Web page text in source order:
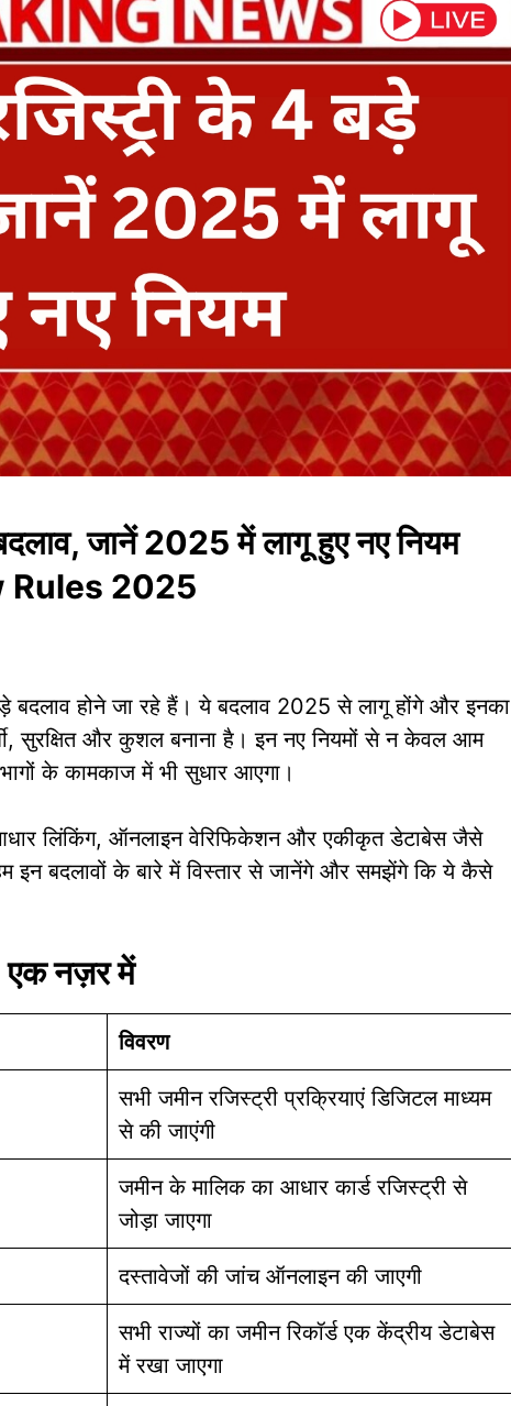
जानें 2025 में लागू हुए नए नियम
Rules 2025
बदलाव होने जा रहे हैं। ये बदलाव 2025 से लागू होंगे और इनका
सुरक्षित और कुशल बनाना है। इन नए नियमों से न केवल आम
के कामकाज में भी सुधार आएगा।
लिंकिंग, ऑनलाइन वेरिफिकेशन और एकीकृत डेटाबेस जैसे
इन बदलावों के बारे में विस्तार से जानेंगे और समझेंगे कि ये कैसे
एक नज़र में
विवरण
सभी जमीन रजिस्ट्री प्रक्रियाएं डिजिटल माध्यम
से की जाएंगी
जमीन के मालिक का आधार कार्ड रजिस्ट्री से
जोड़ा जाएगा
दस्तावेजों की जांच ऑनलाइन की जाएगी
सभी राज्यों का जमीन रिकॉर्ड एक केंद्रीय डेटाबेस
में रखा जाएगा